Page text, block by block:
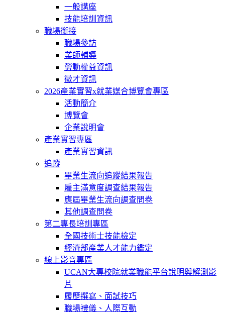
一般講座
技能培訓資訊
職場銜接
職場參訪
業師輔導
勞動權益資訊
徵才資訊
2026產業實習x就業媒合博覽會專區
活動簡介
博覽會
企業說明會
產業實習專區
產業實習資訊
追蹤
畢業生流向追蹤結果報告
雇主滿意度調查結果報告
應屆畢業生流向調查問卷
其他調查問卷
第二專長培訓專區
全國技術士技能檢定
經濟部產業人才能力鑑定
線上影音專區
UCAN大專校院就業職能平台說明與解測影
片
履歷撰寫、面試技巧
職場禮儀、人際互動